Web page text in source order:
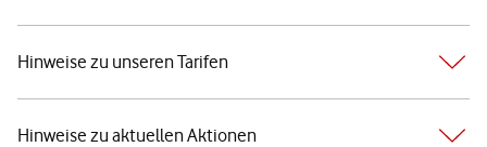
Hinweise zu unseren Tarifen
Hinweise zu aktuellen Aktionen